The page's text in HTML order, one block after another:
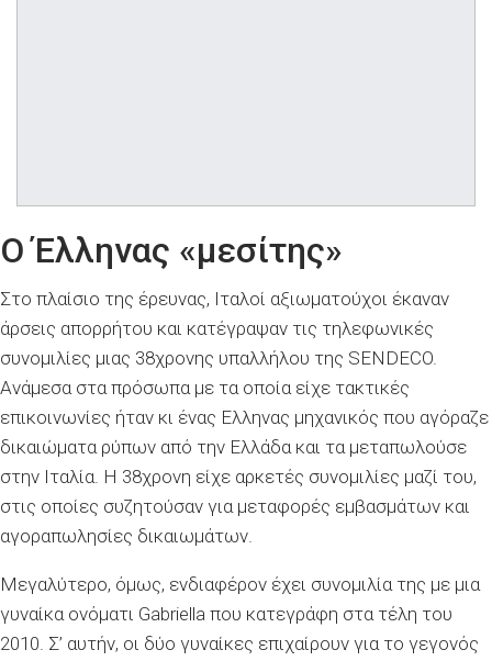
Ο Έλληνας «μεσίτης»
Στο πλαίσιο της έρευνας, Ιταλοί αξιωματούχοι έκαναν
άρσεις απορρήτου και κατέγραψαν τις τηλεφωνικές
συνομιλίες μιας 38χρονης υπαλλήλου της SENDECO.
Ανάμεσα στα πρόσωπα με τα οποία είχε τακτικές
επικοινωνίες ήταν κι ένας Ελληνας μηχανικός που αγόραζε
δικαιώματα ρύπων από την Ελλάδα και τα μεταπωλούσε
στην Ιταλία. Η 38χρονη είχε αρκετές συνομιλίες μαζί του,
στις οποίες συζητούσαν για μεταφορές εμβασμάτων και
αγοραπωλησίες δικαιωμάτων.
Μεγαλύτερο, όμως, ενδιαφέρον έχει συνομιλία της με μια
γυναίκα ονόματι Gabriella που κατεγράφη στα τέλη του
2010. Σ’ αυτήν, οι δύο γυναίκες επιχαίρουν για το γεγονός